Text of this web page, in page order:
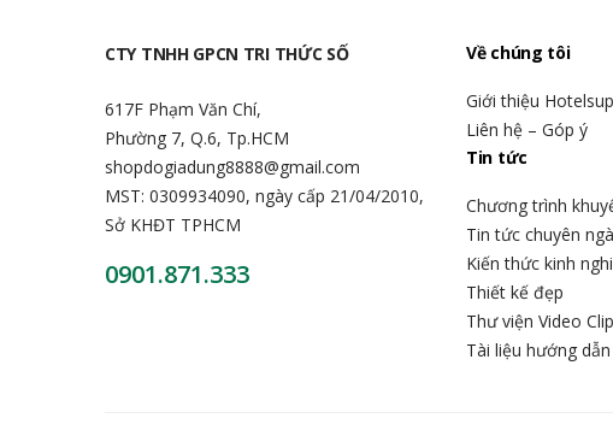
CTY TNHH GPCN TRI THỨC SỐ
617F Phạm Văn Chí,
Phường 7, Q.6, Tp.HCM
shopdogiadung8888@gmail.com
MST: 0309934090, ngày cấp 21/04/2010,
Sở KHĐT TPHCM
0901.871.333
Về chúng tôi
Giới thiệu
Liên hệ – Góp ý
Tin tức
Chương trình
Tin tức chuyên
Kiến thức kinh
Thiết kế đẹp
Thư viện Video Clip
Tài liệu hướng dẫn